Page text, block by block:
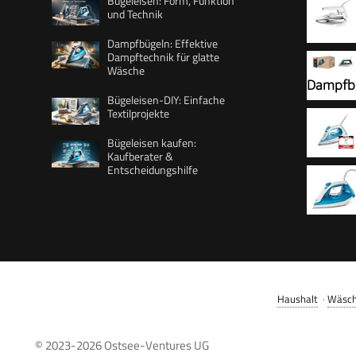
und Technik
Dampfbügeln: Effektive
Dampftechnik für glatte
Wäsche
Bügeleisen-DIY: Einfache
Textilprojekte
Bügeleisen kaufen:
Kaufberater &
Entscheidungshilfe
g/Min
Drip
Weiß/
220 ml,
Tank,
Haushalt ·
© 2023-2026Ostsee-Ventures UG